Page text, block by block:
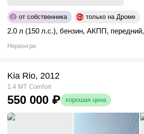
от собственника только на Дроме
2.0 л (150 л.с.), бензин, АКПП, передний,
Нерюнгри
Kia Rio, 2012
1.4 MT Comfort
550 000 ₽ хорошая цена